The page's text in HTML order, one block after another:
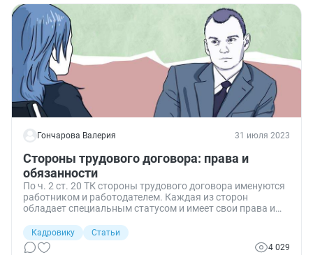
Гончарова Валерия 31 июля 2023
Стороны трудового договора: права и
обязанности
По ч. 2 ст. 20 ТК стороны трудового договора именуются
работником и работодателем. Каждая из сторон
обладает специальным статусом и имеет свои права и
Кадровику
Статьи
4 029